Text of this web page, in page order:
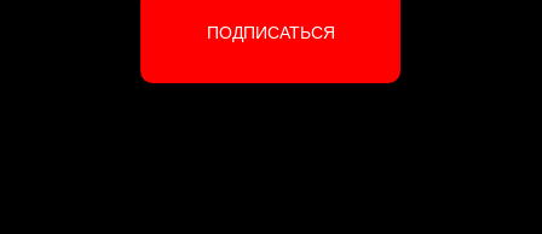
ПОДПИСАТЬСЯ